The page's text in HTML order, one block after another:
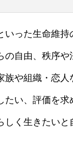
った生命維持
自由、秩序や
や組織・恋人
い、評価を求
く生きたいと